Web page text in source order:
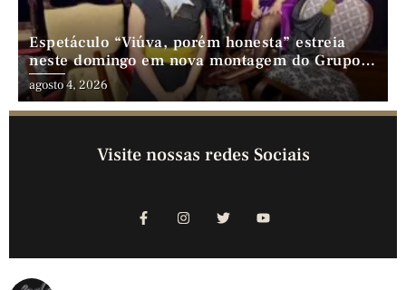
Espetáculo “Viúva, porém honesta” estreia
neste domingo em nova montagem do Grupo
Comédia Cearense
agosto 4, 2026
Visite nossas redes Sociais